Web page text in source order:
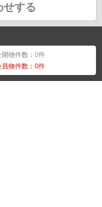
せする
開物件数：0件
員物件数：0件